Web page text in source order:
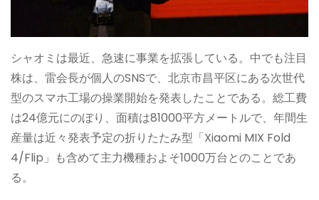
シャオミは最近、急速に事業を拡張している。中でも注目
株は、雷会長が個人のSNSで、北京市昌平区にある次世代
型のスマホ工場の操業開始を発表したことである。総工費
は24億元にのぼり、面積は81000平方メートルで、年間生
産量は近々発表予定の折りたたみ型「Xiaomi MIX Fold
4/Flip」も含めて主力機種およそ1000万台とのことであ
る。